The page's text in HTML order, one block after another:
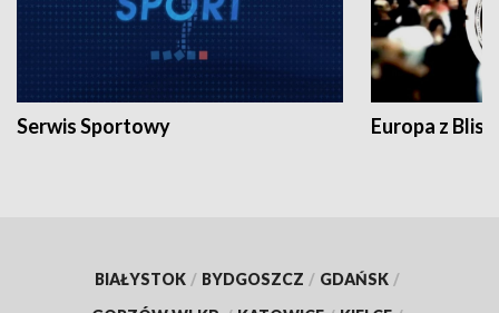
Serwis Sportowy Europa z
BIAŁYSTOK / BYDGOSZCZ / GDAŃSK /